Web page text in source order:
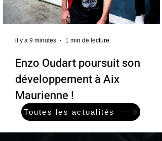
Enzo Oudart poursuit son
développement à Aix
Maurienne !
il y a 9 minutes 1 min de lecture
Toutes les actualités